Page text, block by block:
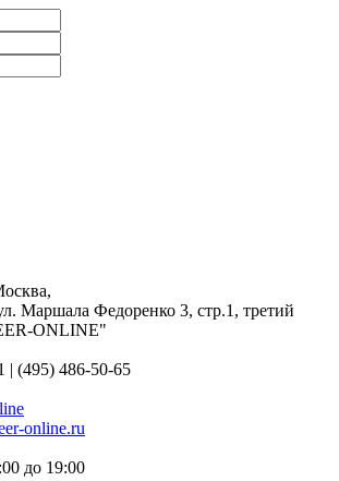
Маршала Федоренко 3, стр.1, третий
ONLINE"
| (495) 486-50-65
online.ru
до 19:00